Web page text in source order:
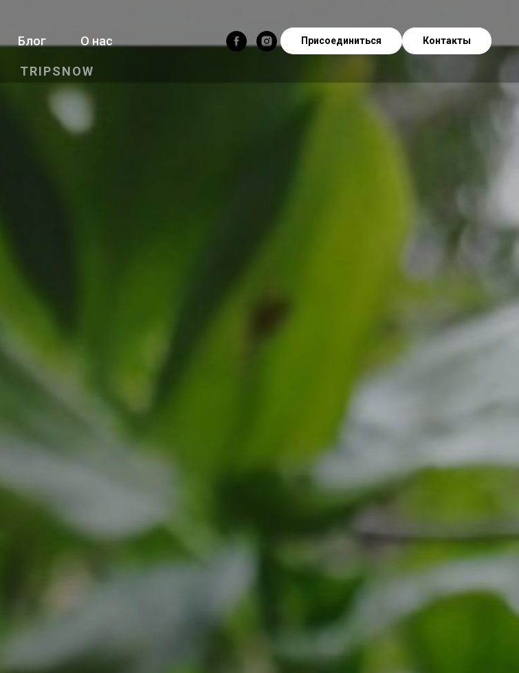
Блог О нас Присоединиться Контакты
TRIPSNOW